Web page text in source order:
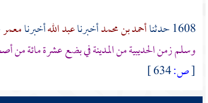
1608 حدثنا
أحمد بن محمدأخبرناعبد اللهأخبرنامعمر
وسلم زمنالحديبيةمنالمدينةفي بضع عشرة مائة من
[ص: